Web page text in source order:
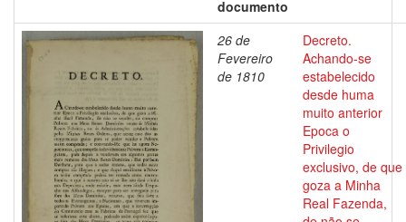
documento
26 de
Fevereiro
de 1810
Decreto.
Achando-se
estabelecido
desde huma
muito anterior
Epoca o
Privilegio
exclusivo, de que
goza a Minha
Real Fazenda,